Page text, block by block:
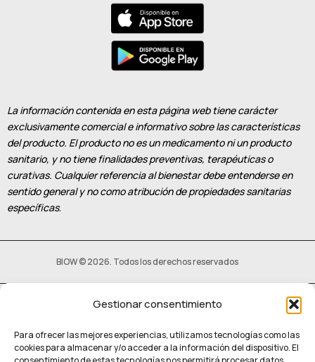
Gestionar consentimiento
Para ofrecer las mejores experiencias, utilizamos tecnologías como las
cookies para almacenar y/o acceder a la información del dispositivo. El
La información contenida en esta página web tiene carácter
exclusivamente comercial e informativo sobre las características
del producto. El producto no es un medicamento ni un producto
sanitario, y no tiene finalidades preventivas, terapéuticas o
curativas. Cualquier referencia al bienestar debe entenderse en
sentido general y no como atribución de propiedades sanitarias
específicas.
BIOW © 2026. Todos los derechos reservados
–Política de Cookies